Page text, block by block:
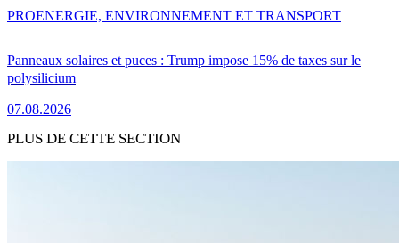
Panneaux solaires et puces : Trump impose 15% de taxes sur le
polysilicium
07.08.2026
PROENERGIE, ENVIRONNEMENT ET TRANSPORT
PLUS DE CETTE SECTION